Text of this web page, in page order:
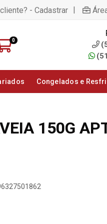
- Cadastrar |
0
Congelados e
150G